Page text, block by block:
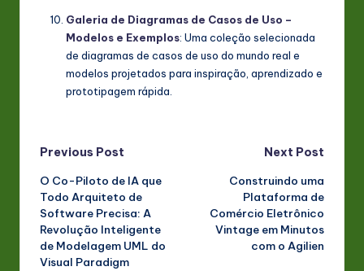
Galeria de Diagramas de Casos de Uso –
Modelos e Exemplos: Uma coleção selecionada
de diagramas de casos de uso do mundo real e
modelos projetados para inspiração, aprendizado e
prototipagem rápida.
Post
navigation
Previous Post
O Co-Piloto de IA que
Todo Arquiteto de
Software Precisa: A
Revolução Inteligente
de Modelagem UML do
Visual Paradigm
Next Post
Construindo uma
Plataforma de
Comércio Eletrônico
Vintage em Minutos
com o Agilien